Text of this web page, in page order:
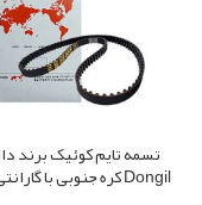
تسمه تایم کوئیک برند
Dongil کره جنوبی با گارانتی اصلی